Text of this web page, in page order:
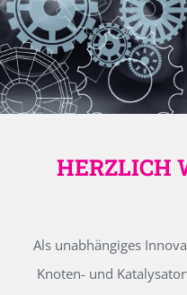
HERZLICH
Als unabhängiges
Knoten- und